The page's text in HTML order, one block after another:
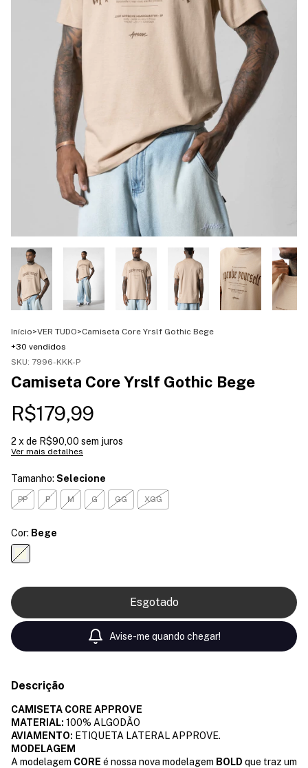
Início>VER TUDO>Camiseta Core Yrslf Gothic Bege
+30 vendidos
SKU: 7996-KKK-P
Camiseta Core Yrslf Gothic Bege
R$179,99
2 x de R$90,00 sem juros
Ver mais detalhes
Tamanho: Selecione
PP P M G GG XGG
Cor: Bege
Avise-me quando chegar!
Descrição
CAMISETA CORE APPROVE
MATERIAL: 100% ALGODÃO
AVIAMENTO: ETIQUETA LATERAL APPROVE.
MODELAGEM
A modelagem CORE é nossa nova modelagem BOLD que traz um